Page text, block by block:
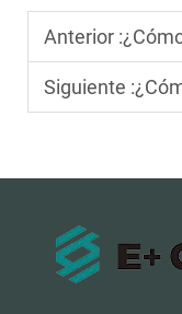
Anterior :¿Cómo
Siguiente :¿Cómo mejorar